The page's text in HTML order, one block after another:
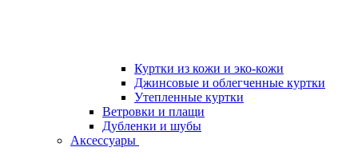
Куртки из кожи и эко-кожи
Джинсовые и облегченные куртки
Утепленные куртки
Ветровки и плащи
Дубленки и шубы
Аксессуары